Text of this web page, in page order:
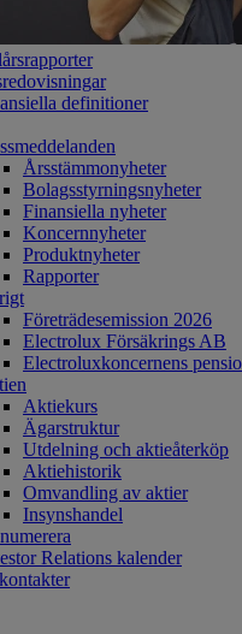
definitioner
Årsstämmonyheter
Bolagsstyrningsnyheter
Finansiella nyheter
Koncernnyheter
Produktnyheter
Rapporter
Företrädesemission 2026
Electrolux Försäkrings AB
Electroluxkoncernens
Aktiekurs
Ägarstruktur
Utdelning och aktieåterköp
Aktiehistorik
Omvandling av aktier
Insynshandel
Relations kalender